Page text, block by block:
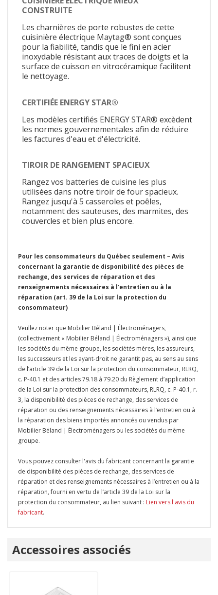
CONSTRUITE
Les charnières de porte robustes de cette
cuisinière électrique Maytag® sont conçues
pour la fiabilité, tandis que le fini en acier
inoxydable résistant aux traces de doigts et la
surface de cuisson en vitrocéramique facilitent
le nettoyage.
CERTIFIÉE ENERGY STAR®
Les modèles certifiés ENERGY STAR® excèdent
les normes gouvernementales afin de réduire
les factures d'eau et d'électricité.
TIROIR DE RANGEMENT SPACIEUX
Rangez vos batteries de cuisine les plus
utilisées dans notre tiroir de four spacieux.
Rangez jusqu'à 5 casseroles et poêles,
notamment des sauteuses, des marmites, des
couvercles et bien plus encore.
Pour les consommateurs du Québec seulement – Avis
concernant la garantie de disponibilité des pièces de
rechange, des services de réparation et des
renseignements nécessaires à l’entretien ou à la
réparation (art. 39 de la Loi sur la protection du
consommateur)
Veullez noter que Mobilier Béland | Électroménagers,
(collectivement « Mobilier Béland | Électroménagers »), ainsi que
les sociétés du même groupe, les sociétés mères, les assureurs,
les successeurs et les ayant-droit ne garantit pas, au sens au sens
de l’article 39 de la Loi sur la protection du consommateur, RLRQ,
c. P-40.1 et des articles 79.18 à 79.20 du Règlement d’application
de la Loi sur la protection des consommateurs, RLRQ, c. P-40.1, r.
3, la disponibilité des pièces de rechange, des services de
réparation ou des renseignements nécessaires à l’entretien ou à
la réparation des biens importés annoncés ou vendus par
Mobilier Béland | Électroménagers ou les sociétés du même
groupe.
Vous pouvez consulter l'avis du fabricant concernant la garantie
de disponibilité des pièces de rechange, des services de
réparation et des renseignements nécessaires à l’entretien ou à la
réparation, fourni en vertu de l’article 39 de la Loi sur la
protection du consommateur, au lien suivant : Lien vers l'avis du
fabricant.
Accessoires associés